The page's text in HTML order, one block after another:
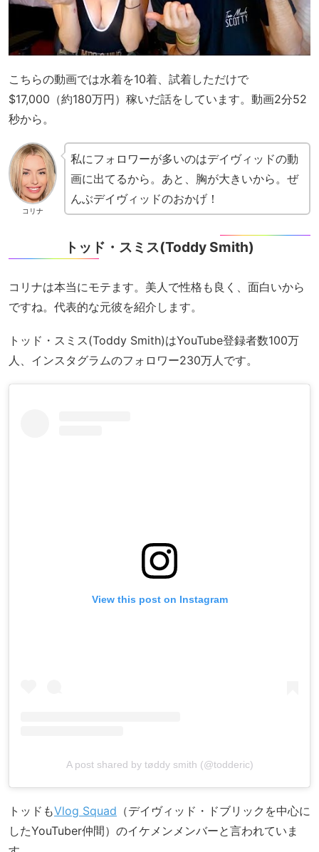
こちらの動画では水着を10着、試着しただけで
$17,000（約180万円）稼いだ話をしています。動画2分52
秒から。
コリナ
私にフォロワーが多いのはデイヴィッドの動
画に出てるから。あと、胸が大きいから。ぜ
んぶデイヴィッドのおかげ！
トッド・スミス(Toddy Smith)
コリナは本当にモテます。美人で性格も良く、面白いから
ですね。代表的な元彼を紹介します。
トッド・スミス(Toddy Smith)はYouTube登録者数100万
人、インスタグラムのフォロワー230万人です。
View this post on Instagram
A post shared by tøddy smith (@todderic)
トッドもVlog Squad （デイヴィッド・ドブリックを中心に
したYouTuber仲間）のイケメンメンバーと言われていま